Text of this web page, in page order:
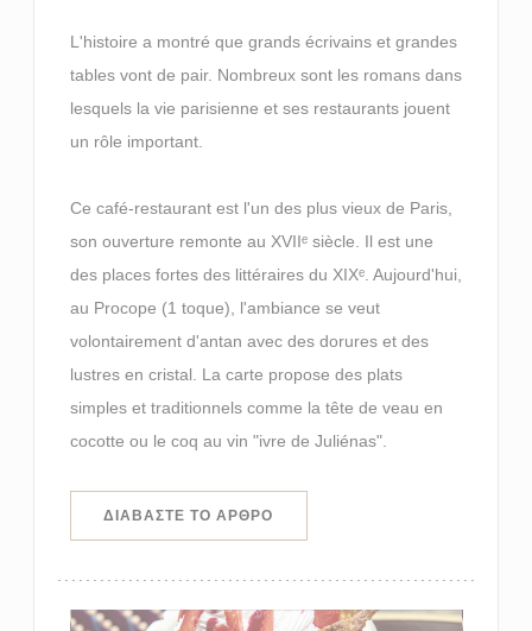
L'histoire a montré que grands écrivains et grandes
tables vont de pair. Nombreux sont les romans dans
lesquels la vie parisienne et ses restaurants jouent
un rôle important.
Ce café-restaurant est l'un des plus vieux de Paris,
son ouverture remonte au XVIIᵉ siècle. Il est une
des places fortes des littéraires du XIXᵉ. Aujourd'hui,
au Procope (1 toque), l'ambiance se veut
volontairement d'antan avec des dorures et des
lustres en cristal. La carte propose des plats
simples et traditionnels comme la tête de veau en
cocotte ou le coq au vin "ivre de Juliénas".
ΔΙΑΒΆΣΤΕ ΤΟ ΆΡΘΡΟ